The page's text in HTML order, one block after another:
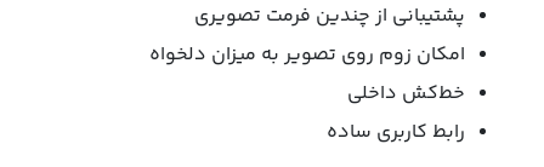
پشتیبانی از چندین فرمت تصویری
امکان زوم روی تصویر به میزان دلخواه
خط‌کش داخلی
رابط کاربری ساده